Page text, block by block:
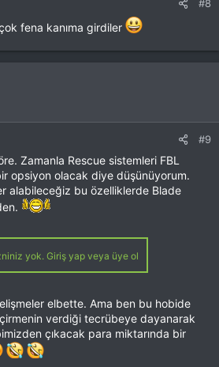
#8
fena kanıma girdiler
#9
Zamanla Rescue sistemleri FBL
opsiyon olacak diye düşünüyorum.
alabileceğiz bu özelliklerde Blade
yok. Giriş yap veya üye ol
elbette. Ama ben bu hobide
verdiği tecrübeye dayanarak
çıkacak para miktarında bir